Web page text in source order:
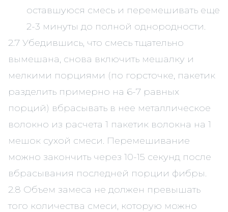
оставшуюся смесь и перемешивать еще
2-3 минуты до полной однородности.
2.7 Убедившись, что смесь тщательно
вымешана, снова включить мешалку и
мелкими порциями (по горсточке, пакетик
разделить примерно на 6-7 равных
порций) вбрасывать в нее металлическое
волокно из расчета 1 пакетик волокна на 1
мешок сухой смеси. Перемешивание
можно закончить через 10-15 секунд после
вбрасывания последней порции фибры.
2.8 Объем замеса не должен превышать
того количества смеси, которую можно